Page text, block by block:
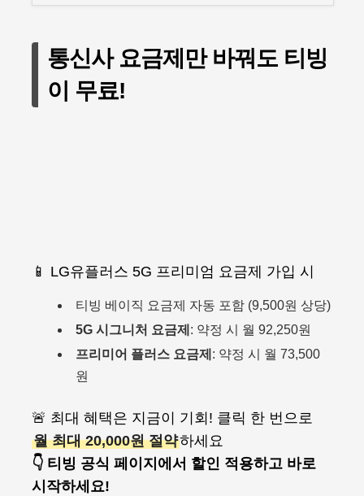
통신사 요금제만 바꿔도 티빙
이 무료!
📱 LG유플러스 5G 프리미엄 요금제 가입 시
티빙 베이직 요금제 자동 포함 (9,500원 상당)
5G 시그니처 요금제 : 약정 시 월 92,250원
프리미어 플러스 요금제 : 약정 시 월 73,500
원
🚨 최대 혜택은 지금이 기회! 클릭 한 번으로
월 최대 20,000원 절약하세요
👇 티빙 공식 페이지에서 할인 적용하고 바로
시작하세요!